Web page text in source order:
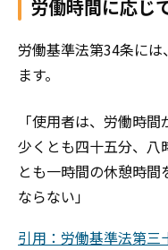
労働時間に応じ
労働基準法第34条に
ます。
「使用者は、労働時
少くとも四十五分、八
とも一時間の休憩時
ならない」
引用：労働基準法第三